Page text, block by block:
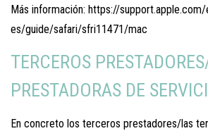
Más información: https://support.apple.com/
es/guide/safari/sfri11471/mac
TERCEROS
PRESTADORAS DE
En concreto los terceros prestadores/las